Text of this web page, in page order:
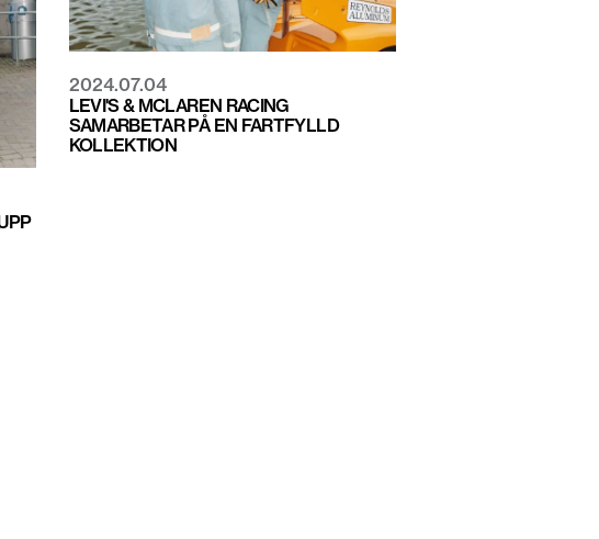
2024.07.04
LEVI'S & MCLAREN RACING
SAMARBETAR PÅ EN FARTFYLLD
KOLLEKTION